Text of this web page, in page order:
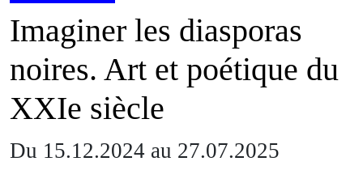
Imaginer les diasporas
noires. Art et poétique du
XXIe siècle
Du 15.12.2024 au 27.07.2025